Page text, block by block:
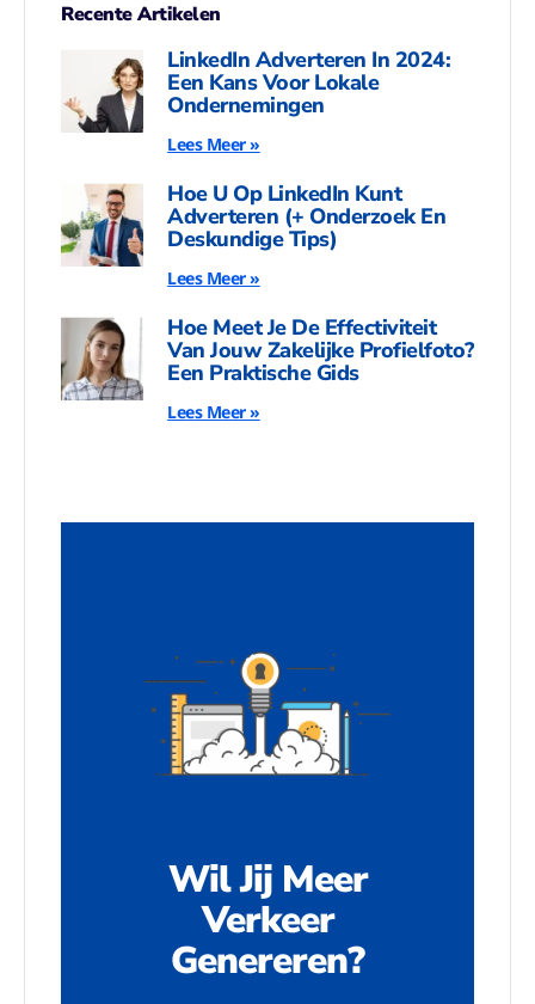
Recente Artikelen
LinkedIn Adverteren In 2024:
Een Kans Voor Lokale
Ondernemingen
Lees Meer »
Hoe U Op LinkedIn Kunt
Adverteren (+ Onderzoek En
Deskundige Tips)
Lees Meer »
Hoe Meet Je De Effectiviteit
Van Jouw Zakelijke Profielfoto?
Een Praktische Gids
Lees Meer »
Wil Jij Meer
Verkeer
Genereren?